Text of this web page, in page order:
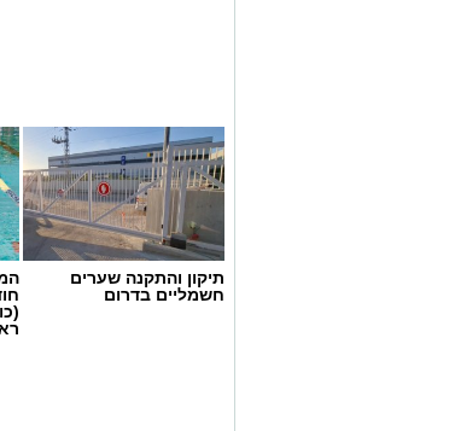
תיקון והתקנה שערים
חשמליים בדרום